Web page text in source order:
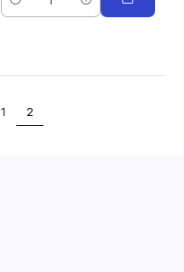
Cantidad
1 2